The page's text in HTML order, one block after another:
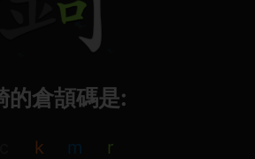
的倉頡碼是:
k m r